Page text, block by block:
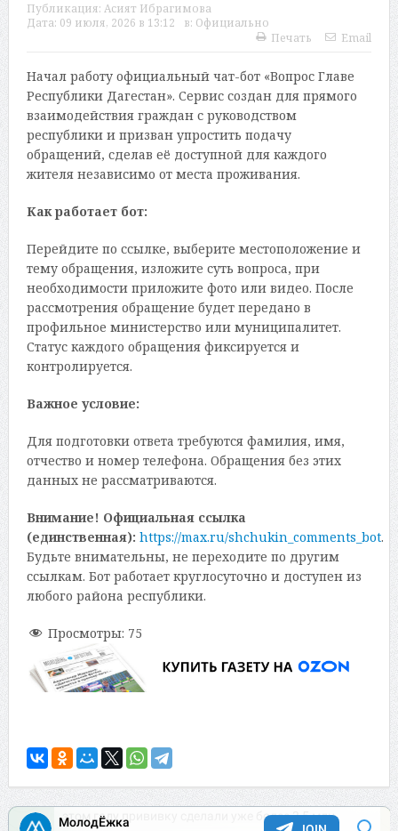
Публикация: Асият Ибрагимова
Дата: 09 июля, 2026 в 13:12 в: Официально
Печать
Email
Начал работу официальный чат-бот «Вопрос Главе
Республики Дагестан». Сервис создан для прямого
взаимодействия граждан с руководством
республики и призван упростить подачу
обращений, сделав её доступной для каждого
жителя независимо от места проживания.
Как работает бот:
Перейдите по ссылке, выберите местоположение и
тему обращения, изложите суть вопроса, при
необходимости приложите фото или видео. После
рассмотрения обращение будет передано в
профильное министерство или муниципалитет.
Статус каждого обращения фиксируется и
контролируется.
Важное условие:
Для подготовки ответа требуются фамилия, имя,
отчество и номер телефона. Обращения без этих
данных не рассматриваются.
Внимание! Официальная ссылка
(единственная): https://max.ru/shchukin_comments_bot.
Будьте внимательны, не переходите по другим
ссылкам. Бот работает круглосуточно и доступен из
любого района республики.
Просмотры: 75